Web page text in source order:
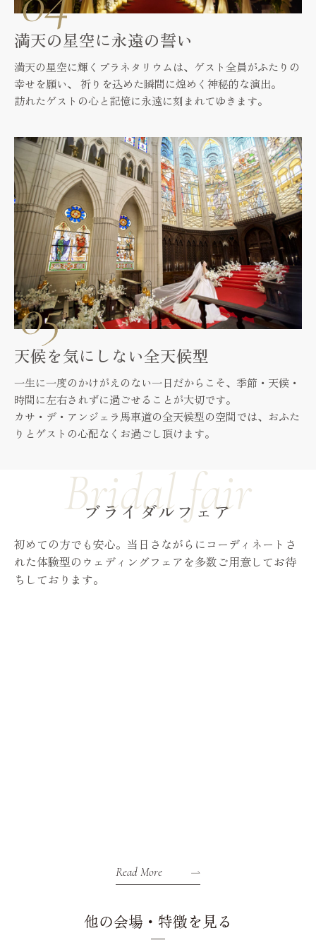
満天の星空に永遠の誓い
満天の星空に輝くプラネタリウムは、ゲスト全員がふたりの
幸せを願い、
祈りを込めた瞬間に煌めく神秘的な演出。
訪れたゲストの心と記憶に永遠に刻まれてゆきます。
天候を気にしない全天候型
一生に一度のかけがえのない一日だからこそ、季節・天候・
時間に左右されずに過ごせることが大切です。
カサ・デ・アンジェラ馬車道の全天候型の空間では、おふた
りとゲストの心配なくお過ごし頂けます。
ブライダルフェア
初めての方でも安心。当日さながらにコーディネートさ
れた体験型のウェディングフェアを多数ご用意してお待
ちしております。
Read More
他の会場・特徴を見る